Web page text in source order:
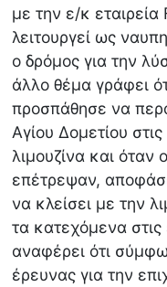
με την ε/κ
λειτουργεί ως
ο δρόμος για την
άλλο θέμα γράφει
προσπάθησε να
Αγίου Δομετίου
λιμουζίνα και όταν
επέτρεψαν,
να κλείσει με την
τα κατεχόμενα
αναφέρει ότι
έρευνας για την